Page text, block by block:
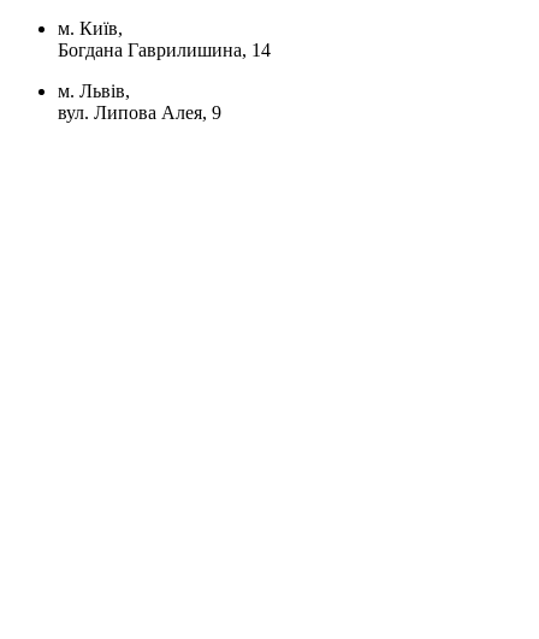
м. Київ,
Богдана Гаврилишина, 14
м. Львів,
вул. Липова Алея, 9